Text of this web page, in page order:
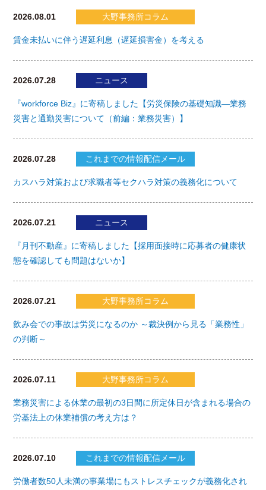
2026.08.01 大野事務所コラム
賃金未払いに伴う遅延利息（遅延損害金）を考える
2026.07.28 ニュース
『workforce Biz』に寄稿しました【労災保険の基礎知識―業務
災害と通勤災害について（前編：業務災害）】
2026.07.28 これまでの情報配信メール
カスハラ対策および求職者等セクハラ対策の義務化について
2026.07.21 ニュース
『月刊不動産』に寄稿しました【採用面接時に応募者の健康状
態を確認しても問題はないか】
2026.07.21 大野事務所コラム
飲み会での事故は労災になるのか ～裁決例から見る「業務性」
の判断～
2026.07.11 大野事務所コラム
業務災害による休業の最初の3日間に所定休日が含まれる場合の
労基法上の休業補償の考え方は？
2026.07.10 これまでの情報配信メール
労働者数50人未満の事業場にもストレスチェックが義務化され